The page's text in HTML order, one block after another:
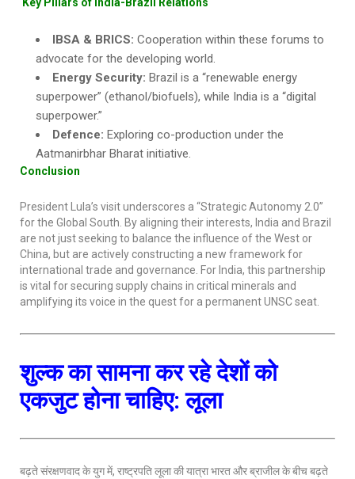
IBSA & BRICS: Cooperation within these forums to
advocate for the developing world.
Energy Security: Brazil is a “renewable energy
superpower” (ethanol/biofuels), while India is a “digital
superpower.”
Defence: Exploring co-production under the
Aatmanirbhar Bharat initiative.
Conclusion
President Lula’s visit underscores a “Strategic Autonomy 2.0”
for the Global South. By aligning their interests, India and Brazil
are not just seeking to balance the influence of the West or
China, but are actively constructing a new framework for
international trade and governance. For India, this partnership
is vital for securing supply chains in critical minerals and
amplifying its voice in the quest for a permanent UNSC seat.
शुल्क का सामना कर रहे देशों को
एकजुट होना चाहिए: लूला
बढ़ते संरक्षणवाद के युग में, राष्ट्रपति लूला की यात्रा भारत और ब्राजील के बीच बढ़ते